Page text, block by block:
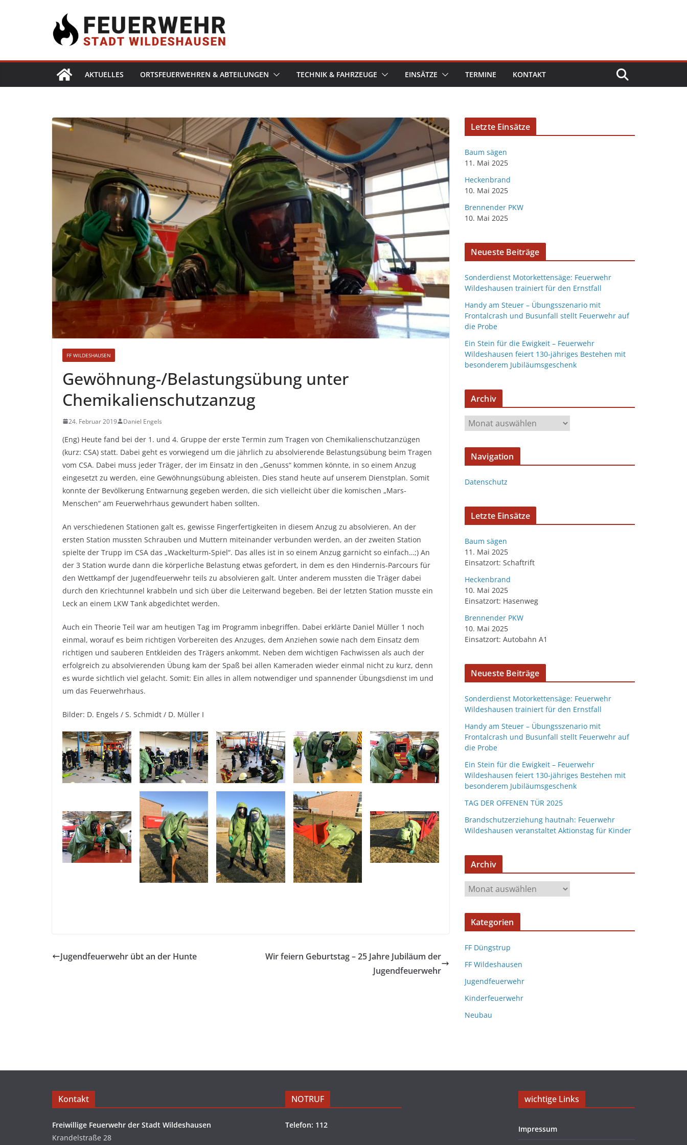
AKTUELLES ORTSFEUERWEHREN & ABTEILUNGEN TECHNIK & FAHRZEUGE EINSÄTZE TERMINE KONTAKT
FF WILDESHAUSEN
Gewöhnung-/Belastungsübung unter
Chemikalienschutzanzug
24. Februar 2019 Daniel Engels
(Eng) Heute fand bei der 1. und 4. Gruppe der erste Termin zum Tragen von Chemikalienschutzanzügen
(kurz: CSA) statt. Dabei geht es vorwiegend um die jährlich zu absolvierende Belastungsübung beim Tragen
vom CSA. Dabei muss jeder Träger, der im Einsatz in den „Genuss“ kommen könnte, in so einem Anzug
eingesetzt zu werden, eine Gewöhnungsübung ableisten. Dies stand heute auf unserem Dienstplan. Somit
konnte der Bevölkerung Entwarnung gegeben werden, die sich vielleicht über die komischen „Mars-
Menschen“ am Feuerwehrhaus gewundert haben sollten.
An verschiedenen Stationen galt es, gewisse Fingerfertigkeiten in diesem Anzug zu absolvieren. An der
ersten Station mussten Schrauben und Muttern miteinander verbunden werden, an der zweiten Station
spielte der Trupp im CSA das „Wackelturm-Spiel“. Das alles ist in so einem Anzug garnicht so einfach…;) An
der 3 Station wurde dann die körperliche Belastung etwas gefordert, in dem es den Hindernis-Parcours für
den Wettkampf der Jugendfeuerwehr teils zu absolvieren galt. Unter anderem mussten die Träger dabei
durch den Kriechtunnel krabbeln und sich über die Leiterwand begeben. Bei der letzten Station musste ein
Leck an einem LKW Tank abgedichtet werden.
Auch ein Theorie Teil war am heutigen Tag im Programm inbegriffen. Dabei erklärte Daniel Müller 1 noch
einmal, worauf es beim richtigen Vorbereiten des Anzuges, dem Anziehen sowie nach dem Einsatz dem
richtigen und sauberen Entkleiden des Trägers ankommt. Neben dem wichtigen Fachwissen als auch der
erfolgreich zu absolvierenden Übung kam der Spaß bei allen Kameraden wieder einmal nicht zu kurz, denn
es wurde sichtlich viel gelacht. Somit: Ein alles in allem notwendiger und spannender Übungsdienst im und
um das Feuerwehrhaus.
Bilder: D. Engels / S. Schmidt / D. Müller I
Jugendfeuerwehr übt an der Hunte
Wir feiern Geburtstag – 25 Jahre Jubiläum der
Jugendfeuerwehr
Letzte Einsätze
Baum sägen
11. Mai 2025
Heckenbrand
10. Mai 2025
Brennender PKW
10. Mai 2025
Neueste Beiträge
Sonderdienst Motorkettensäge: Feuerwehr
Wildeshausen trainiert für den Ernstfall
Handy am Steuer – Übungsszenario mit
Frontalcrash und Busunfall stellt Feuerwehr auf
die Probe
Ein Stein für die Ewigkeit – Feuerwehr
Wildeshausen feiert 130-jähriges Bestehen mit
besonderem Jubiläumsgeschenk
Archiv
Navigation
Datenschutz
Letzte Einsätze
Baum sägen
11. Mai 2025
Einsatzort: Schaftrift
Heckenbrand
10. Mai 2025
Einsatzort: Hasenweg
Brennender PKW
10. Mai 2025
Einsatzort: Autobahn A1
Neueste Beiträge
Sonderdienst Motorkettensäge: Feuerwehr
Wildeshausen trainiert für den Ernstfall
Handy am Steuer – Übungsszenario mit
Frontalcrash und Busunfall stellt Feuerwehr auf
die Probe
Ein Stein für die Ewigkeit – Feuerwehr
Wildeshausen feiert 130-jähriges Bestehen mit
besonderem Jubiläumsgeschenk
TAG DER OFFENEN TÜR 2025
Brandschutzerziehung hautnah: Feuerwehr
Wildeshausen veranstaltet Aktionstag für Kinder
Archiv
Kategorien
FF Düngstrup
FF Wildeshausen
Jugendfeuerwehr
Kinderfeuerwehr
Neubau
Kontakt
Freiwillige Feuerwehr der Stadt Wildeshausen
Krandelstraße 28
NOTRUF
Telefon: 112
wichtige Links
Impressum